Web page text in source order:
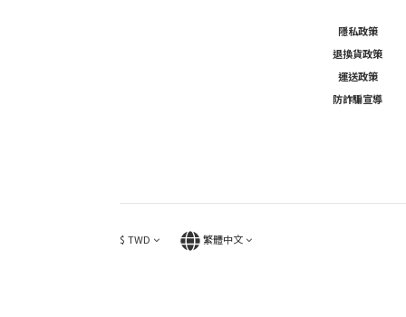
隱私政策
退換貨政策
運送政策
防詐騙宣導
$ TWD 繁體中文